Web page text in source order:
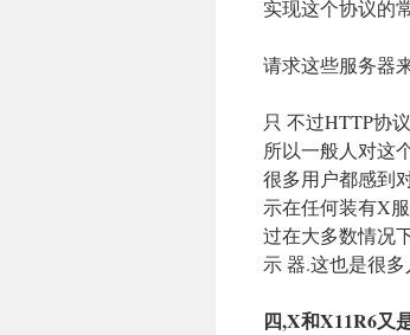
实现这个协议的
请求这些服务器
只 不过HTTP协
所以一般人对这
很多用户都感到
示在任何装有X
过在大多数情况
示 器.这也是很
四,X和X11R6又